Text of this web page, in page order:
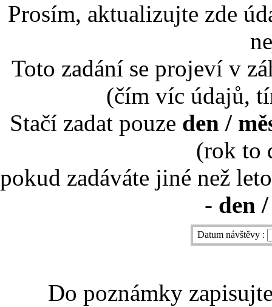
Prosím, aktualizujte zde
Toto zadání se projeví v
(čím víc údajů,
Stačí zadat pouze den /
(rok to
pokud zadáváte jiné než
- den
Datum návštěvy :
Do poznámky